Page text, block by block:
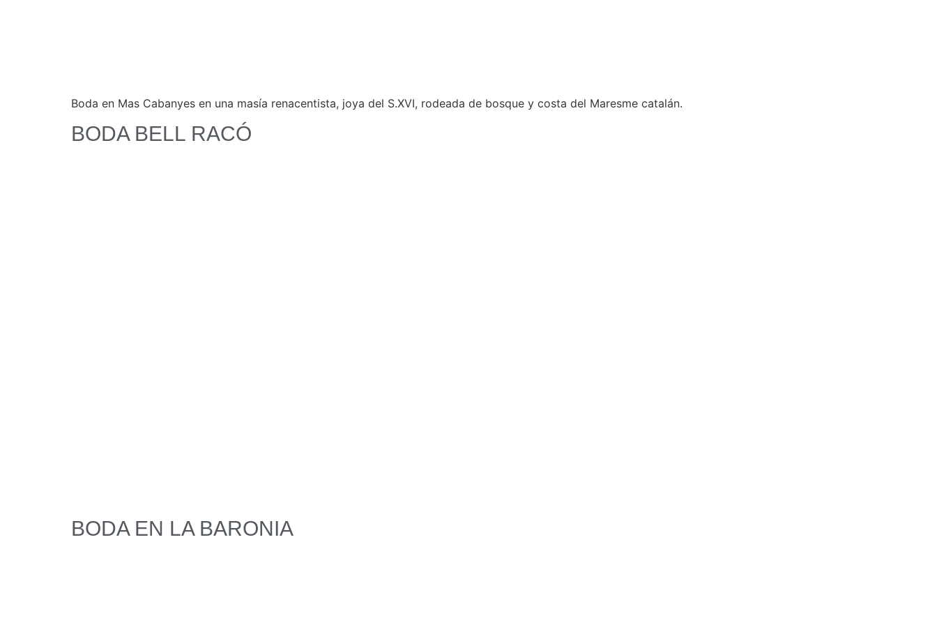
Boda en Mas Cabanyes en una masía renacentista, joya del S.XVI, rodeada de bosque y costa del Maresme catalán.
BODA BELL RACÓ
BODA EN LA BARONIA